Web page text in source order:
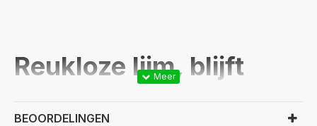
Reukloze lijm, blijft
altijd helder en is
BEOORDELINGEN